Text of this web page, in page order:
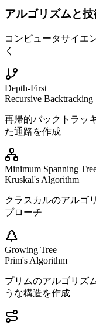
アルゴリズムと技
コンピュータサイエ
く
Depth-First
Recursive Backtracking
再帰的バックトラッ
た通路を作成
Minimum Spanning
Kruskal's Algorithm
クラスカルのアルゴ
プローチ
Growing Tree
Prim's Algorithm
プリムのアルゴリズ
うな構造を作成